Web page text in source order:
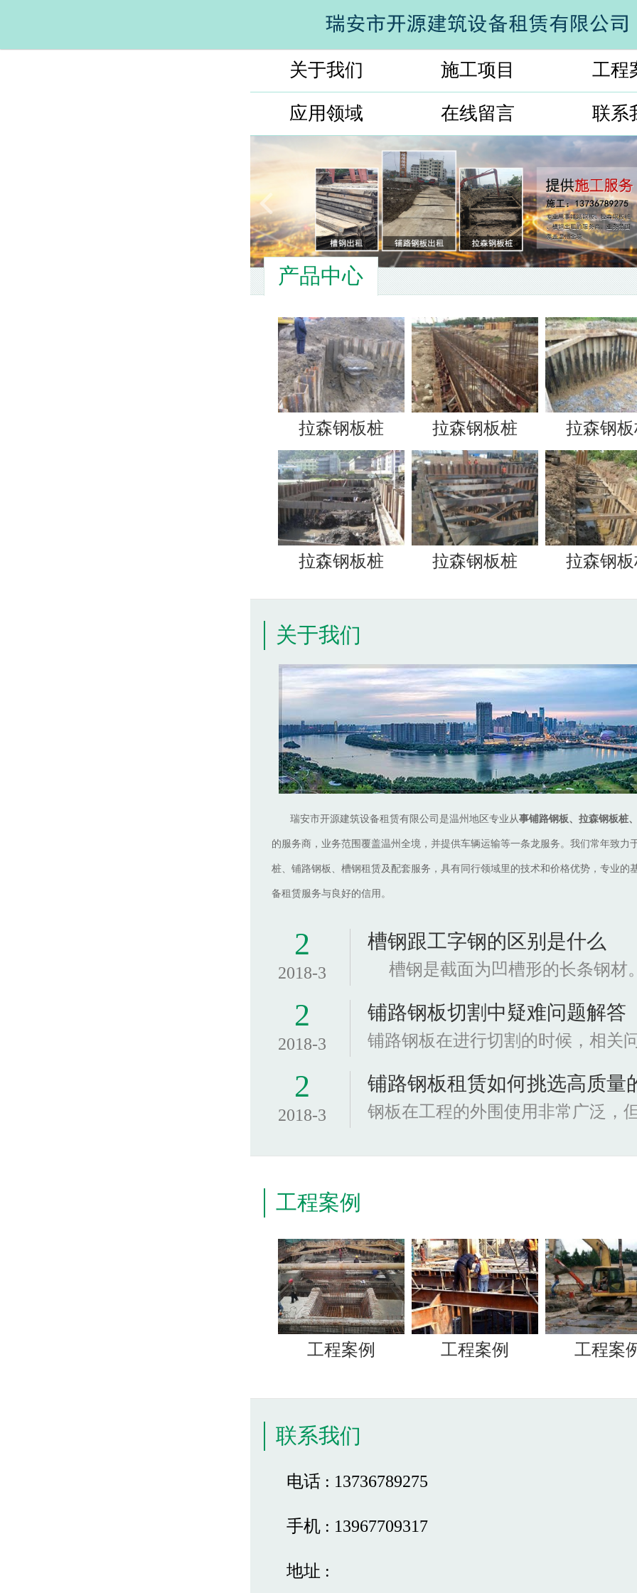
关于我们 施工项目 工程
应用领域 在线留言 联系
产品中心
拉森钢板桩 拉森钢板桩 拉森钢
拉森钢板桩 拉森钢板桩 拉森钢
关于我们
瑞安市开源建筑设备租赁有限公司是温州地区专业从事铺路钢板、拉森钢板桩
的服务商，业务范围覆盖温州全境，并提供车辆运输等一条龙服务。我们常年致力
桩、铺路钢板、槽钢租赁及配套服务，具有同行领域里的技术和价格优势，专业的
备租赁服务与良好的信用。
2
2018-3
槽钢跟工字钢的区别是什么
2
2018-3
铺路钢板切割中疑难问题解答
2
2018-3
铺路钢板租赁如何挑选高质量
工程案例
工程案例 工程案例 工程案
联系我们
电话 : 13736789275
手机 : 13967709317
地址 :